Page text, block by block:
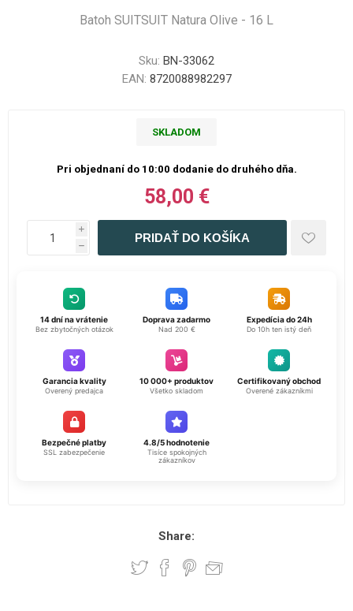
Batoh SUITSUIT Natura Olive - 16 L
Sku: BN-33062
EAN: 8720088982297
SKLADOM
Pri objednaní do 10:00 dodanie do druhého dňa.
58,00 €
i
h
14 dní na vrátenie
Bez zbytočných otázok
Doprava zadarmo
Nad 200 €
Expedícia do 24h
Do 10h ten istý deň
Garancia kvality
Overený predajca
10 000+ produktov
Všetko skladom
Certifikovaný obchod
Overené zákazníkmi
Bezpečné platby
SSL zabezpečenie
4.8/5 hodnotenie
Tisíce spokojných
zákazníkov
Share: